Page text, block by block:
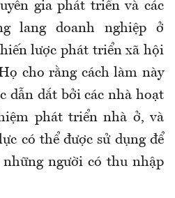
gia phát triển và các
lang doanh nghiệp ở
lược phát triển xã hội
cho rằng cách làm này
dẫn dắt bởi các nhà hoạt
phát triển nhà ở, và
có thể được sử dụng để
người có thu nhập